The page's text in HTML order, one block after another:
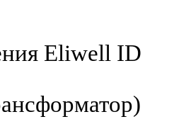
Eliwell ID